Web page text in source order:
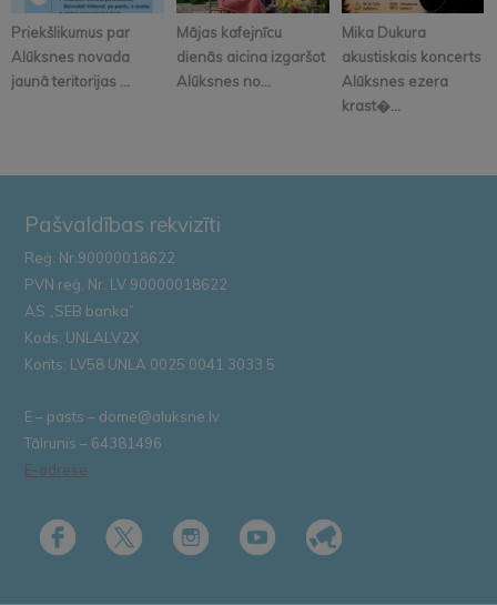
Priekšlikumus par
Alūksnes novada
jaunā teritorijas ...
Mājas kafejnīcu
dienās aicina izgaršot
Alūksnes no...
Mika Dukura
akustiskais koncerts
Alūksnes ezera
krast�...
Pašvaldības rekvizīti
Reģ. Nr.90000018622
PVN reģ. Nr. LV 90000018622
AS „SEB banka”
Kods: UNLALV2X
Konts: LV58 UNLA 0025 0041 3033 5
E – pasts – dome@aluksne.lv
Tālrunis – 64381496
E-adrese